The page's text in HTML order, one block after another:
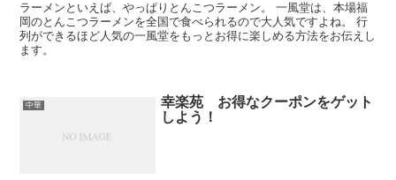
ラーメンといえば、やっぱりとんこつラーメン。 一風堂は、本場福
岡のとんこつラーメンを全国で食べられるので大人気ですよね。 行
列ができるほど人気の一風堂をもっとお得に楽しめる方法をお伝えし
ます。
中華
幸楽苑 お得なクーポンをゲット
しよう！